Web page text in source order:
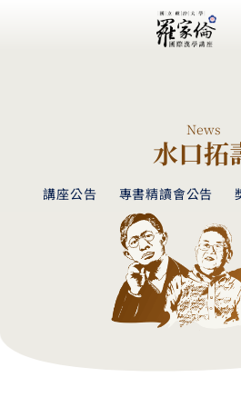
News
水口拓
講座公告 專書精讀會公告